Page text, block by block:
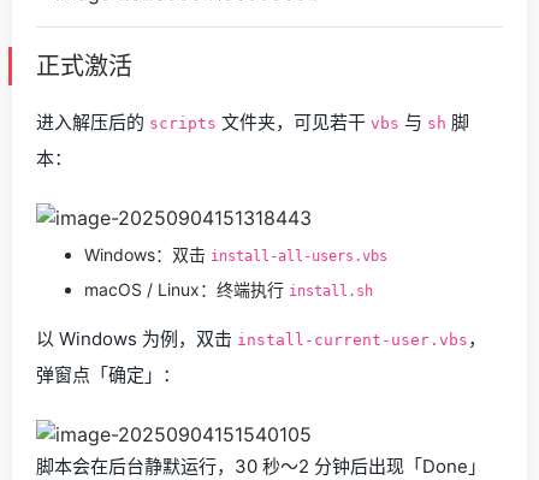
正式激活
进入解压后的 scripts 文件夹，可见若干 vbs 与 sh 脚
本：
Windows：双击 install-all-users.vbs
macOS / Linux：终端执行 install.sh
以 Windows 为例，双击 install-current-user.vbs ，
弹窗点「确定」：
脚本会在后台静默运行，30 秒～2 分钟后出现「Done」